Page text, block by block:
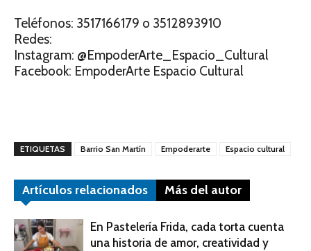
Teléfonos: 3517166179 o 3512893910
Redes:
Instagram: @EmpoderArte_Espacio_Cultural
Facebook: EmpoderArte Espacio Cultural
ETIQUETAS Barrio San Martín Empoderarte Espacio cultural
Artículos relacionados Más del autor
En Pastelería Frida, cada torta cuenta
una historia de amor, creatividad y